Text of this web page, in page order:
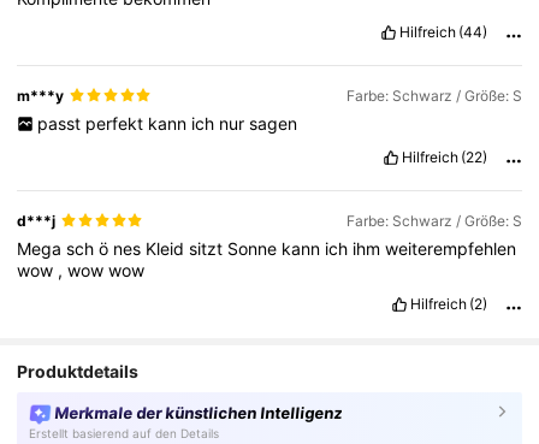
Hilfreich (44)
m***y Farbe: Schwarz / Größe: S
passt perfekt kann ich nur sagen
Hilfreich (22)
d***j Farbe: Schwarz / Größe: S
Megaschö nes Kleidsitzt Sonne kann ich ihmweiterempfehlen
wow ,wowwow
Hilfreich (2)
Produktdetails
Merkmale der künstlichen Intelligenz
Erstellt basierend auf den Details